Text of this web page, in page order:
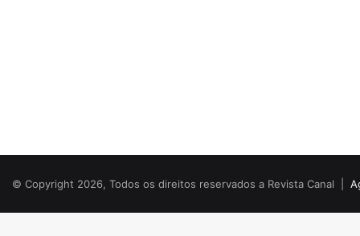
© Copyright 2026, Todos os direitos reservados a Revista Canal |